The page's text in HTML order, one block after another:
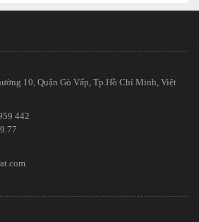
10, Quận Gò Vấp, Tp.Hồ Chí Minh, Việt
442